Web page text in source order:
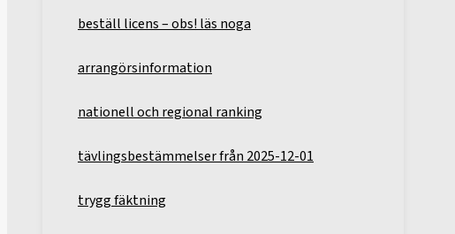
beställ licens – obs! läs noga
arrangörsinformation
nationell och regional ranking
tävlingsbestämmelser från 2025-12-01
trygg fäktning